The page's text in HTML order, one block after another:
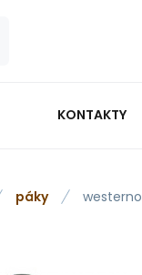
KONTAKTY
páky